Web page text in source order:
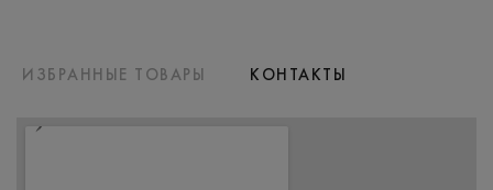
ИЗБРАННЫЕ ТОВАРЫ КОНТАКТЫ